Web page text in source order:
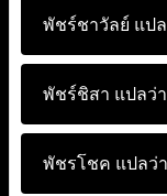
พัชร์ชาวัลย์ แป
พัชร์ชิสา แปลว่า
พัชรโชค แปลว่า